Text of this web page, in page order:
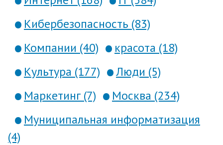
Кибербезопасность (83)
Компании (40)
красота (18)
Культура (177)
Люди (5)
Маркетинг (7)
Москва (234)
Муниципальная информатизация
(4)